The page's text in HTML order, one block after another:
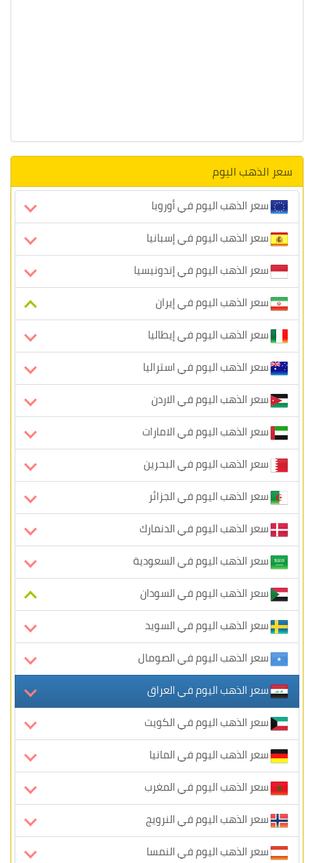
سعر الذهب اليوم
سعر الذهب اليوم في أوروبا
سعر الذهب اليوم في إسبانيا
سعر الذهب اليوم في إندونيسيا
سعر الذهب اليوم في إيران
سعر الذهب اليوم في إيطاليا
سعر الذهب اليوم في استراليا
سعر الذهب اليوم في الاردن
سعر الذهب اليوم في الامارات
سعر الذهب اليوم في البحرين
سعر الذهب اليوم في الجزائر
سعر الذهب اليوم في الدنمارك
سعر الذهب اليوم في السعودية
سعر الذهب اليوم في السودان
سعر الذهب اليوم في السويد
سعر الذهب اليوم في الصومال
سعر الذهب اليوم في العراق
سعر الذهب اليوم في الكويت
سعر الذهب اليوم في المانيا
سعر الذهب اليوم في المغرب
سعر الذهب اليوم في النرويج
سعر الذهب اليوم في النمسا